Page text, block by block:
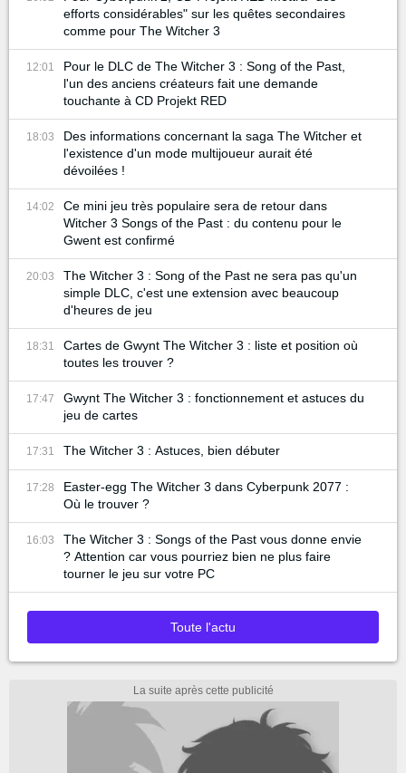
efforts considérables" sur les quêtes secondaires
comme pour The Witcher 3
12:01
Pour le DLC de The Witcher 3 : Song of the Past,
l'un des anciens créateurs fait une demande
touchante à CD Projekt RED
18:03
Des informations concernant la saga The Witcher et
l'existence d'un mode multijoueur aurait été
dévoilées !
14:02
Ce mini jeu très populaire sera de retour dans
Witcher 3 Songs of the Past : du contenu pour le
Gwent est confirmé
20:03
The Witcher 3 : Song of the Past ne sera pas qu'un
simple DLC, c'est une extension avec beaucoup
d'heures de jeu
18:31
Cartes de Gwynt The Witcher 3 : liste et position où
toutes les trouver ?
17:47
Gwynt The Witcher 3 : fonctionnement et astuces du
jeu de cartes
17:31 The Witcher 3 : Astuces, bien débuter
17:28
Easter-egg The Witcher 3 dans Cyberpunk 2077 :
Où le trouver ?
16:03
The Witcher 3 : Songs of the Past vous donne envie
? Attention car vous pourriez bien ne plus faire
tourner le jeu sur votre PC
Toute l'actu